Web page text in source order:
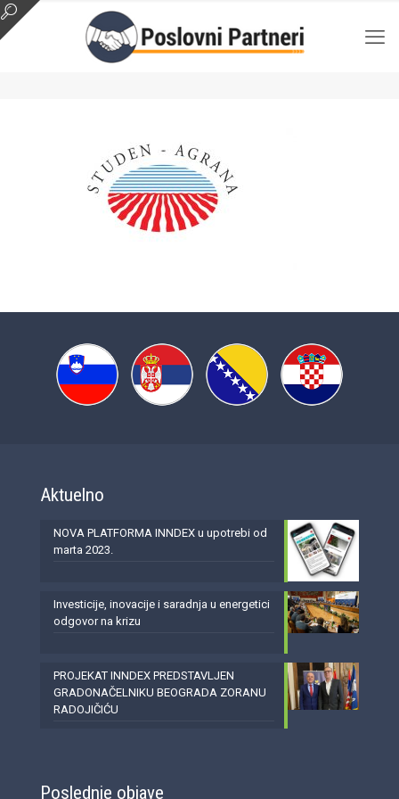
Aktuelno
NOVA PLATFORMA INNDEX u upotrebi od
marta 2023.
Investicije, inovacije i saradnja u energetici
odgovor na krizu
PROJEKAT INNDEX PREDSTAVLJEN
GRADONAČELNIKU BEOGRADA ZORANU
RADOJIČIĆU
Poslednje objave